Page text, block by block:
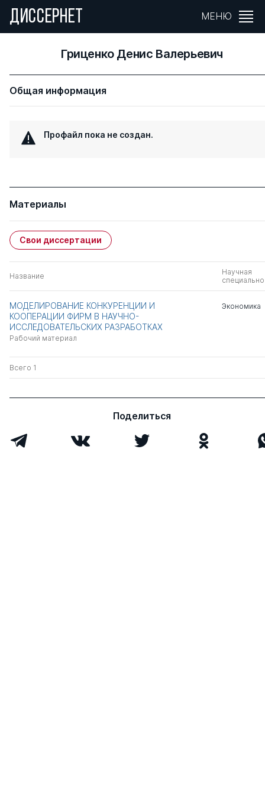
ДИССЕРНЕТ МЕНЮ
Гриценко Денис Валерьевич
Общая информация
Профайл пока не создан.
Материалы
Свои диссертации
Название
Научная
МОДЕЛИРОВАНИЕ КОНКУРЕНЦИИ И
КООПЕРАЦИИ ФИРМ В НАУЧНО-
ИССЛЕДОВАТЕЛЬСКИХ РАЗРАБОТКАХ
Рабочий материал
Экономика
Всего 1
Поделиться